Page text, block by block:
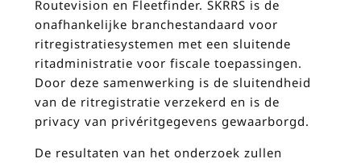
Routevision en Fleetfinder. SKRRS is de
onafhankelijke branchestandaard voor
ritregistratiesystemen met een sluitende
ritadministratie voor fiscale toepassingen.
Door deze samenwerking is de sluitendheid
van de ritregistratie verzekerd en is de
privacy van privéritgegevens gewaarborgd.
De resultaten van het onderzoek zullen